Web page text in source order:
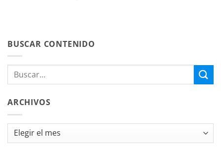
BUSCAR CONTENIDO
ARCHIVOS
Archivos